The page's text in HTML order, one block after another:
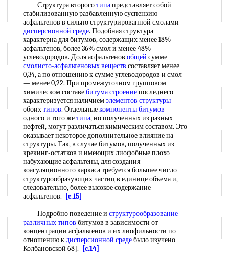
Структура второготипапредставляет собой
стабилизованную разбавленную суспензию
асфальтенов в сильно структурированной смолами
дисперсионной среде. Подобная структура
характерна для битумов, содержащих менее 18%
асфальтенов, более 36% смол и менее 48%
углеводородов. Доля асфальтенов общей сумме
смолисто-асфальтеновых веществ составляет менее
0,34, а по отношению к сумме углеводородов и смол
— менее 0,22. При промежуточном групповом
химическом составебитума строениепоследнего
характеризуется наличиемэлементов структуры
обоихтипов. Отдельныекомпоненты битумов
одного и того жетипа, но полученных из разных
нефтей, могут различаться химическим составом. Это
оказывает некоторое дополнительное влияние на
структуры. Так, в случае битумов, полученных из
крекинг-остатков и имеющих лиофобные плохо
набухающие асфальтены, для создания
коагуляционного каркаса требуется большее число
структурообразующих частиц в единице объема и,
следовательно, более высокое содержание
асфальтенов.
[c.15]
Подробно поведение и структурообразование
различных типов битумов в зависимости от
концентрации асфальтенов и их лиофильности по
отношению кдисперсионной средебыло изучено
Колбановской 68].
[c.14]